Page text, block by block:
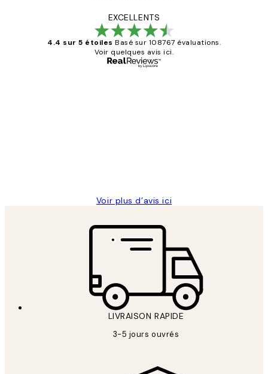
EXCELLENTS
4.4 sur 5 étoiles Basé sur 108767 évaluations.
Voir quelques avis ici.
Voir plus d’avis ici
LIVRAISON RAPIDE
3-5 jours ouvrés